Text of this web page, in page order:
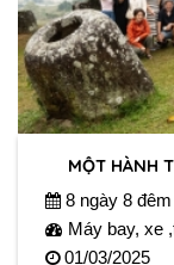
MỘT HÀNH
8 ngày 8 đêm
Máy bay, xe
01/03/2025